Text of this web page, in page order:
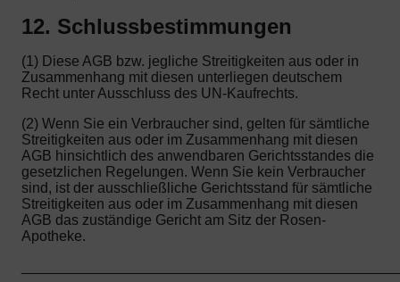
12. Schlussbestimmungen
(1) Diese AGB bzw. jegliche Streitigkeiten aus oder in
Zusammenhang mit diesen unterliegen deutschem
Recht unter Ausschluss des UN-Kaufrechts.
(2) Wenn Sie ein Verbraucher sind, gelten für sämtliche
Streitigkeiten aus oder im Zusammenhang mit diesen
AGB hinsichtlich des anwendbaren Gerichtsstandes die
gesetzlichen Regelungen. Wenn Sie kein Verbraucher
sind, ist der ausschließliche Gerichtsstand für sämtliche
Streitigkeiten aus oder im Zusammenhang mit diesen
AGB das zuständige Gericht am Sitz der Rosen-
Apotheke.